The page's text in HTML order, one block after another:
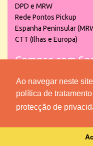
Ao navegar neste
política de
protecção de
DPD e MRW
Rede Pontos Pickup
Espanha Peninsular
CTT (Ilhas e Europa)
Compre com
powered by puber!a | ©